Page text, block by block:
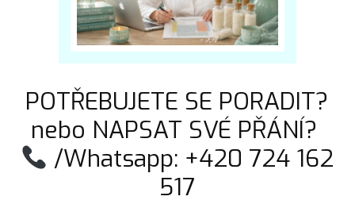
POTŘEBUJETE SE PORADIT?
nebo NAPSAT SVÉ PŘÁNÍ?
/Whatsapp: +420 724 162
517